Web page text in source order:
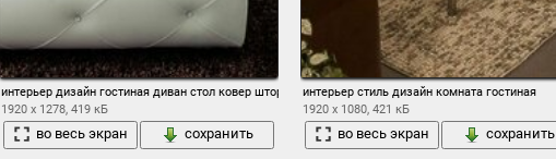
интерьер дизайн гостиная диван стол ковер шторы фото
1920 x 1278, 419 кБ
во весь экран сохранить
интерьер стиль дизайн комната гостиная
1920 x 1080, 421 кБ
во весь экран сохранить